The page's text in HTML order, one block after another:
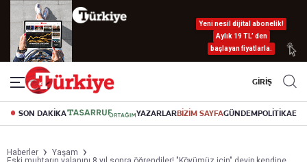
Yeni nesil dijital abonelik!
Aylık 19 TL’ den
başlayan fiyatlarla.
GİRİŞ
SON DAKİKA YAZARLARBİZİM SAYFAGÜNDEMPOLİTİKA
Haberler
Yaşam